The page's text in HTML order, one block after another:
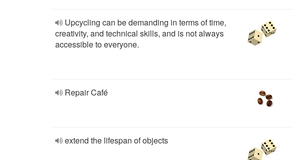
Upcycling can be demanding in terms of time,
creativity, and technical skills, and is not always
accessible to everyone.
Repair Café
extend the lifespan of objects